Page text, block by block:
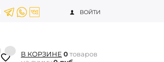
ВОЙТИ
В КОРЗИНЕ 0товаров